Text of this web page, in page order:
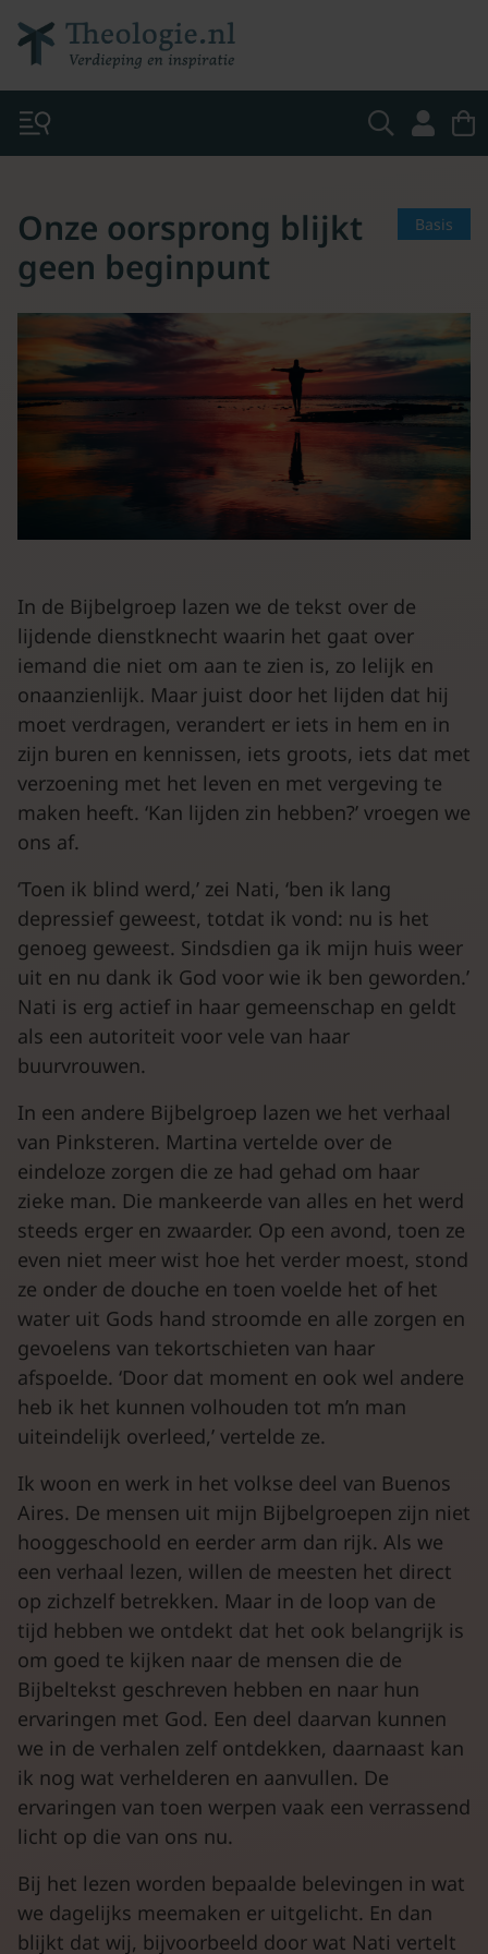
Basis
Onze oorsprong blijkt
geen beginpunt
In de Bijbelgroep lazen we de tekst over de
lijdende dienstknecht waarin het gaat over
iemand die niet om aan te zien is, zo lelijk en
onaanzienlijk. Maar juist door het lijden dat hij
moet verdragen, verandert er iets in hem en in
zijn buren en kennissen, iets groots, iets dat met
verzoening met het leven en met vergeving te
maken heeft. ‘Kan lijden zin hebben?’ vroegen we
ons af.
‘Toen ik blind werd,’ zei Nati, ‘ben ik lang
depressief geweest, totdat ik vond: nu is het
genoeg geweest. Sindsdien ga ik mijn huis weer
uit en nu dank ik God voor wie ik ben geworden.’
Nati is erg actief in haar gemeenschap en geldt
als een autoriteit voor vele van haar
buurvrouwen.
In een andere Bijbelgroep lazen we het verhaal
van Pinksteren. Martina vertelde over de
eindeloze zorgen die ze had gehad om haar
zieke man. Die mankeerde van alles en het werd
steeds erger en zwaarder. Op een avond, toen ze
even niet meer wist hoe het verder moest, stond
ze onder de douche en toen voelde het of het
water uit Gods hand stroomde en alle zorgen en
gevoelens van tekortschieten van haar
afspoelde. ‘Door dat moment en ook wel andere
heb ik het kunnen volhouden tot m’n man
uiteindelijk overleed,’ vertelde ze.
Ik woon en werk in het volkse deel van Buenos
Aires. De mensen uit mijn Bijbelgroepen zijn niet
hooggeschoold en eerder arm dan rijk. Als we
een verhaal lezen, willen de meesten het direct
op zichzelf betrekken. Maar in de loop van de
tijd hebben we ontdekt dat het ook belangrijk is
om goed te kijken naar de mensen die de
Bijbeltekst geschreven hebben en naar hun
ervaringen met God. Een deel daarvan kunnen
we in de verhalen zelf ontdekken, daarnaast kan
ik nog wat verhelderen en aanvullen. De
ervaringen van toen werpen vaak een verrassend
licht op die van ons nu.
Bij het lezen worden bepaalde belevingen in wat
we dagelijks meemaken er uitgelicht. En dan
blijkt dat wij, bijvoorbeeld door wat Nati vertelt